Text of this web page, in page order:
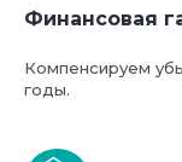
Финансовая
Компенсируем
годы.